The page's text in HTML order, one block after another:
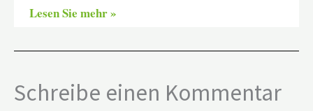
Lesen Sie mehr »
Schreibe einen Kommentar